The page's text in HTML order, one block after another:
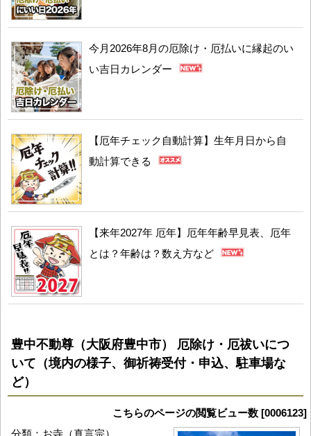
今月2026年8月の厄除け・厄払いに縁起のい
い吉日カレンダー
【厄年チェック自動計算】生年月日から自
動計算できる
【来年2027年 厄年】厄年年齢早見表、厄年
とは？年齢は？数え方など
豊中不動尊（大阪府豊中市） 厄除け・厄祓いにつ
いて（境内の様子、御祈祷受付・申込、駐車場な
ど）
こちらのページの閲覧ビュー数 [0006123]
分類：お寺（真言宗）